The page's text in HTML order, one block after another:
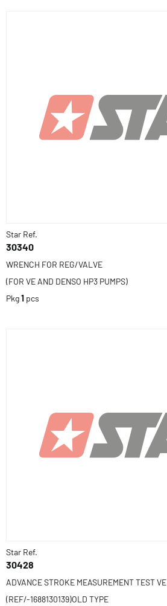
Star Ref.
30340
WRENCH FOR REG/VALVE
(FOR VE AND DENSO HP3 PUMPS)
Pkg1 pcs
Star Ref.
30428
ADVANCE STROKE MEASUREMENT TEST VE
(REF/-1688130139)OLD TYPE